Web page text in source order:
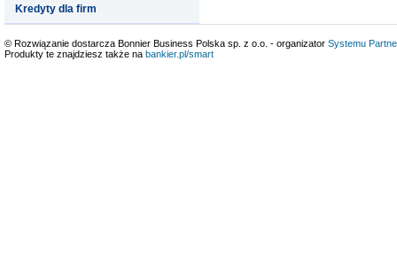
Kredyty dla firm
© Rozwiązanie dostarcza Bonnier Business Polska sp. z o.o. - organizator Systemu
Produkty te znajdziesz także na bankier.pl/smart